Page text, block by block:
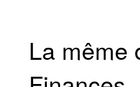
La même